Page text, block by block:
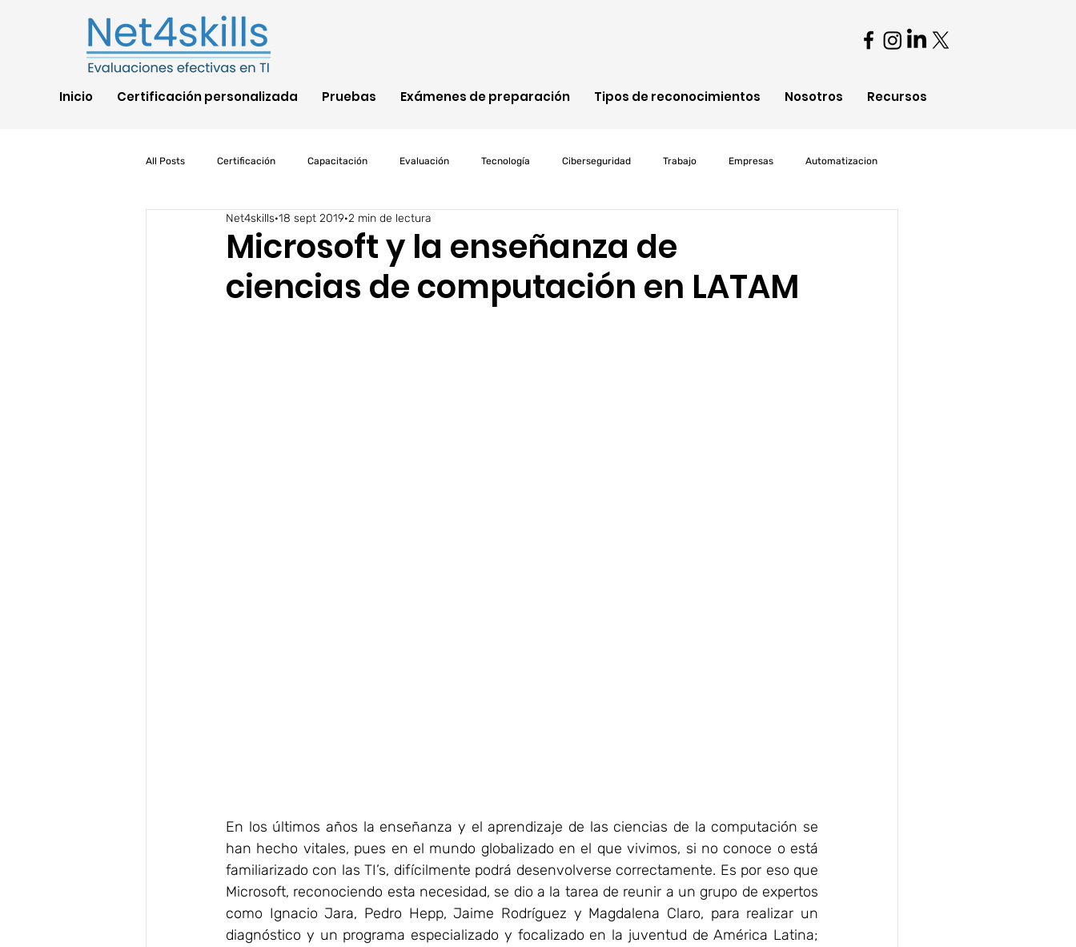
Inicio Certificación personalizada Pruebas Exámenes de preparación Tipos de reconocimientos Nosotros Recursos
All Posts Certificación Capacitación Evaluación Tecnología Ciberseguridad Trabajo Empresas Automatizacion
COVID IA AWS Cisco ITIL
Pruebas de habilidades Seguridad riesgos Net4skills pruebas personalizacion
Microsoft y la enseñanza de
ciencias de computación en LATAM
Net4skills 18 sept 2019 2 min de lectura
En los últimos años la enseñanza y el aprendizaje de las ciencias de la computación se
han hecho vitales, pues en el mundo globalizado en el que vivimos, si no conoce o está
familiarizado con las TI’s, difícilmente podrá desenvolverse correctamente. Es por eso que
Microsoft, reconociendo esta necesidad, se dio a la tarea de reunir a un grupo de expertos
como Ignacio Jara, Pedro Hepp, Jaime Rodríguez y Magdalena Claro, para realizar un
diagnóstico y un programa especializado y focalizado en la juventud de América Latina;